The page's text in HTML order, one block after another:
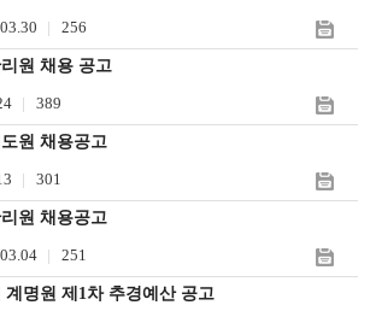
256
원 채용 공고
389
원 채용공고
301
원 채용공고
251
계명원 제1차 추경예산 공고